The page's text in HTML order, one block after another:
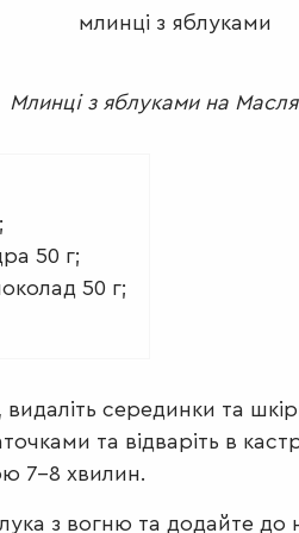
Млинці з яблуками на
50 г;
50 г;
серединки та
та відваріть в
7-8 хвилин.
з вогню та додайте